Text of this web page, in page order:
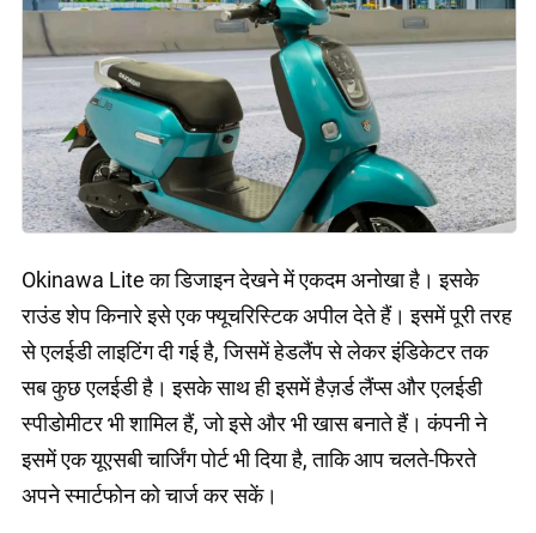
Okinawa Lite का डिजाइन देखने में एकदम अनोखा है। इसके
राउंड शेप किनारे इसे एक फ्यूचरिस्टिक अपील देते हैं। इसमें पूरी तरह
से एलईडी लाइटिंग दी गई है, जिसमें हेडलैंप से लेकर इंडिकेटर तक
सब कुछ एलईडी है। इसके साथ ही इसमें हैज़र्ड लैंप्स और एलईडी
स्पीडोमीटर भी शामिल हैं, जो इसे और भी खास बनाते हैं। कंपनी ने
इसमें एक यूएसबी चार्जिंग पोर्ट भी दिया है, ताकि आप चलते-फिरते
अपने स्मार्टफोन को चार्ज कर सकें।